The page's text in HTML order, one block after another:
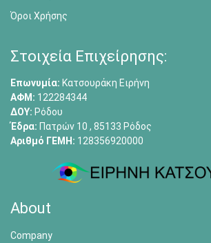
Όροι Χρήσης
Στοιχεία Επιχείρησης:
Επωνυμία: Κατσουράκη Ειρήνη
ΑΦΜ: 122284344
ΔΟΥ: Ρόδου
Έδρα: Πατρών 10 , 85133 Ρόδος
Αριθμό ΓΕΜΗ: 128356920000
About
Company